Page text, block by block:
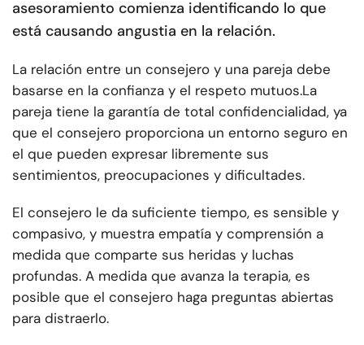
asesoramiento comienza identificando lo que
está causando angustia en la relación.
La relación entre un consejero y una pareja debe
basarse en la confianza y el respeto mutuos.La
pareja tiene la garantía de total confidencialidad, ya
que el consejero proporciona un entorno seguro en
el que pueden expresar libremente sus
sentimientos, preocupaciones y dificultades.
El consejero le da suficiente tiempo, es sensible y
compasivo, y muestra empatía y comprensión a
medida que comparte sus heridas y luchas
profundas. A medida que avanza la terapia, es
posible que el consejero haga preguntas abiertas
para distraerlo.